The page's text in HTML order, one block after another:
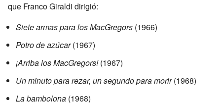
que Franco Giraldi dirigió:
Siete armas para los MacGregors (1966)
Potro de azúcar(1967)
¡Arriba los MacGregors!(1967)
Un minuto para rezar, un segundo para morir(1968)
La bambolona (1968)